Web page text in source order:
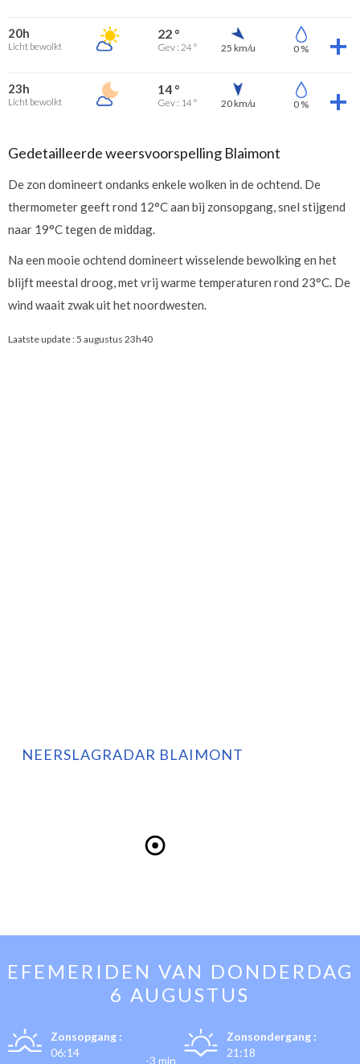
20h
Licht bewolkt
22 °
Gev : 24 ° 25 km/u 0 %
23h
Licht bewolkt
14 °
Gev : 14 ° 20 km/u 0 %
Gedetailleerde weersvoorspelling Blaimont
De zon domineert ondanks enkele wolken in de ochtend. De
thermometer geeft rond 12°C aan bij zonsopgang, snel stijgend
naar 19°C tegen de middag.
Na een mooie ochtend domineert wisselende bewolking en het
blijft meestal droog, met vrij warme temperaturen rond 23°C. De
wind waait zwak uit het noordwesten.
Laatste update :5 augustus 23h40
NEERSLAGRADAR BLAIMONT
EFEMERIDEN VAN DONDERDAG
6 AUGUSTUS
Zonsopgang :
06:14
-3 min
Zonsondergang :
21:18